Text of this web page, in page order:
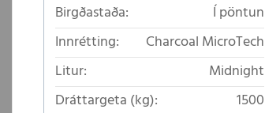
Birgðastaða:
Í pöntun
Innrétting:
Charcoal MicroTech
Litur:
Midnight
Dráttargeta (kg):
1500